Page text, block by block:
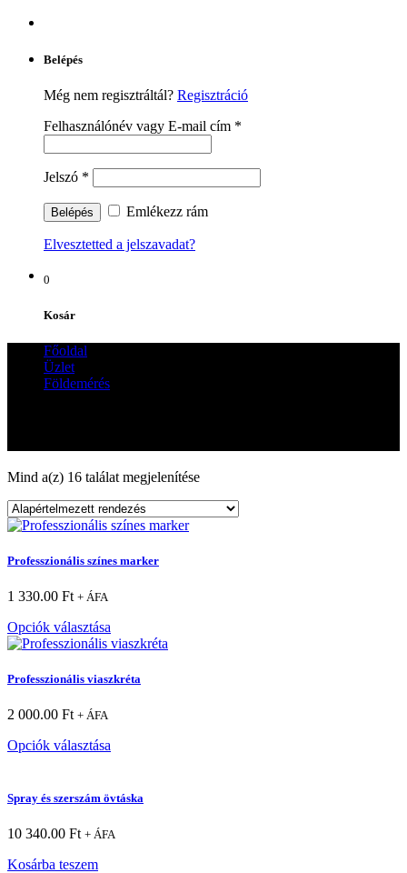
Belépés
Még nem regisztráltál? Regisztráció
Felhasználónév vagy E-mail cím *
Jelszó *
Emlékezz rám
Elvesztetted a jelszavadat?
0
Kosár
Főoldal
Üzlet
Földemérés
Mind a(z) 16 találat megjelenítése
Professzionális színes marker
1 330.00 Ft + ÁFA
Opciók választása
Professzionális viaszkréta
2 000.00 Ft + ÁFA
Opciók választása
Spray és szerszám övtáska
10 340.00 Ft + ÁFA
Kosárba teszem